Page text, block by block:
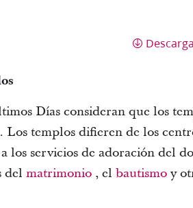
Días consideran que los
Los templos difieren de los
los servicios de adoración del
del matrimonio, el bautismoy